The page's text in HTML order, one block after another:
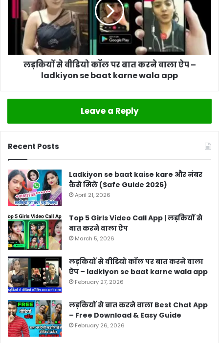
लड़कियों से वीडियो कॉल पर बात करने वाला ऐप –
ladkiyon se baat karne wala app
Leave a Reply
Recent Posts
Ladkiyon se baat kaise kare और नंबर
कैसे मिले (Safe Guide 2026)
April 21, 2026
Top 5 Girls Video Call App | लड़कियों से
बात करने वाला ऐप
March 5, 2026
लड़कियों से वीडियो कॉल पर बात करने वाला
ऐप – ladkiyon se baat karne wala app
February 27, 2026
लड़कियों से बात करने वाला Best Chat App
– Free Download & Easy Guide
February 26, 2026